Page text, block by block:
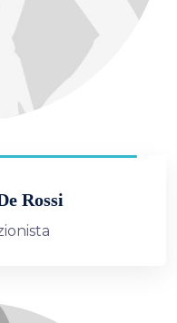
Rossi